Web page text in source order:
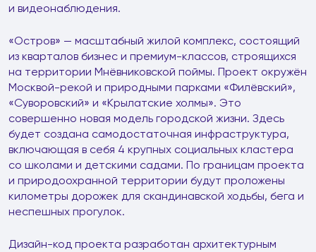
и видеонаблюдения.
«Остров» — масштабный жилой комплекс, состоящий
из кварталов бизнес и премиум-классов, строящихся
на территории Мнёвниковской поймы. Проект окружён
Москвой-рекой и природными парками «Филёвский»,
«Суворовский» и «Крылатские холмы». Это
совершенно новая модель городской жизни. Здесь
будет создана самодостаточная инфраструктура,
включающая в себя 4 крупных социальных кластера
со школами и детскими садами. По границам проекта
и природоохранной территории будут проложены
километры дорожек для скандинавской ходьбы, бега и
неспешных прогулок.
Дизайн-код проекта разработан архитектурным